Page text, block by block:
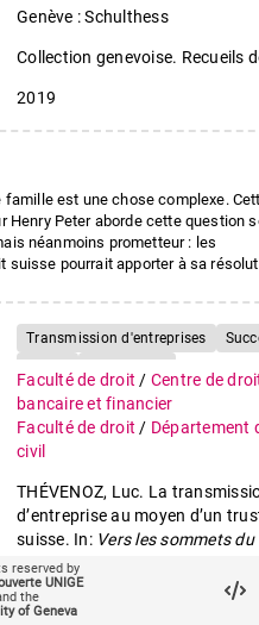
Genève : Schulthess
Collection genevoise. Recueils
2019
est une chose complexe.
Henry Peter aborde cette question
néanmoins prometteur : les
pourrait apporter à sa
Transmission d'entreprises
Faculté de droit / Centre de
bancaire et financier
Faculté de droit / Département
civil
THÉVENOZ, Luc. La
d’entreprise au moyen d’un
suisse. In: Vers les sommets du
Liber amicorum pour Henry
Trigo Trindade, Rashid Bahar et
Neri-Castrane. (Ed.). Genève :
reserved by
UNIGE
the
of Geneva